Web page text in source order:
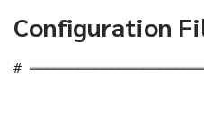
Configuration
#